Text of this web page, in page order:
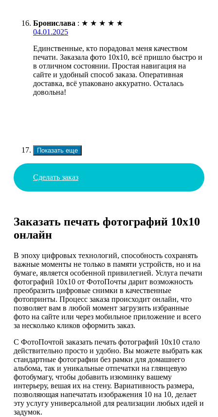
Бронислава : ★ ★ ★ ★ ★
04.01.2025
Единственные, кто порадовал меня качеством
печати. Заказала фото 10х10, всё пришло быстро и
в отличном состоянии. Простая навигация на
сайте и удобный способ заказа. Оперативная
доставка, всё упаковано аккуратно. Осталась
довольна!
Показать еще
Сделать заказ
Заказать печать фотографий 10х10
онлайн
В эпоху цифровых технологий, способность сохранять
важные моменты не только в памяти устройств, но и на
бумаге, является особенной привилегией. Услуга печати
фотографий 10х10 от ФотоПочты дарит возможность
преобразить цифровые снимки в качественные
фотопринты. Процесс заказа происходит онлайн, что
позволяет вам в любой момент загрузить избранные
фото на сайте или через мобильное приложение и всего
за несколько кликов оформить заказ.
С ФотоПочтой заказать печать фотографий 10х10 стало
действительно просто и удобно. Вы можете выбрать как
стандартные фотографии без рамки для домашнего
альбома, так и уникальные отпечатки на глянцевую
фотобумагу, чтобы добавить изюминку вашему
интерьеру, вешая их на стену. Вариативность размера,
позволяющая напечатать изображения 10 на 10, делает
эту услугу универсальной для реализации любых идей и
задумок.